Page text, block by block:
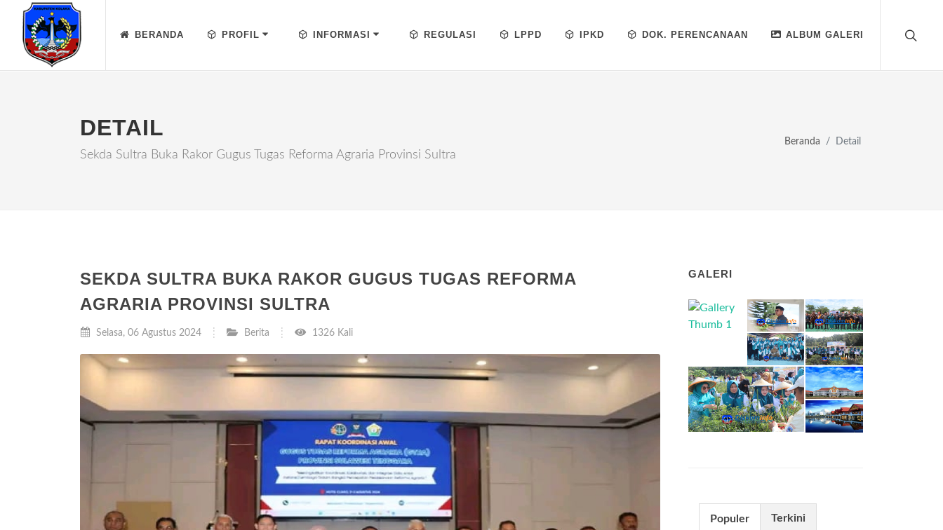
BERANDA PROFIL INFORMASI REGULASI LPPD IPKD DOK. PERENCANAAN ALBUM GALERI
DETAIL
Sekda Sultra Buka Rakor Gugus Tugas Reforma Agraria Provinsi Sultra
Beranda Detail
SEKDA SULTRA BUKA RAKOR GUGUS TUGAS REFORMA
AGRARIA PROVINSI SULTRA
Selasa, 06 Agustus 2024 Berita 1326 Kali
GALERI
Populer Terkini